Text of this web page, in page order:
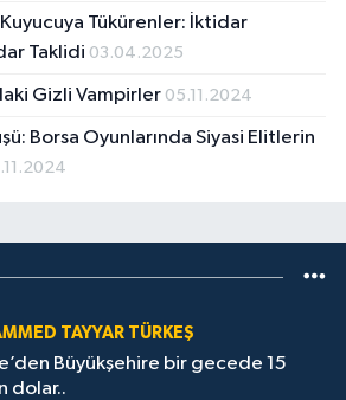
Tükürenler: İktidar
Taklidi 03.04.2025
Gizli Vampirler 05.11.2024
Borsa Oyunlarında Siyasi Elitlerin
TAYYAR TÜRKEŞ
Büyükşehire bir gecede 15
dolar..